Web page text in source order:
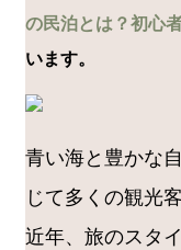
の民泊とは？初心
います。
青い海と豊かな
じて多くの観光
近年、旅のスタ